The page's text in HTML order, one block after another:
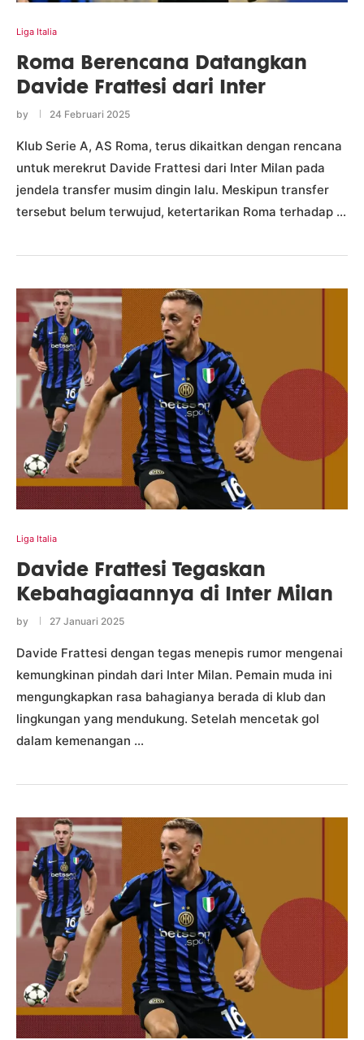
Liga Italia
Roma Berencana Datangkan
Davide Frattesi dari Inter
by 24 Februari 2025
Klub Serie A, AS Roma, terus dikaitkan dengan rencana
untuk merekrut Davide Frattesi dari Inter Milan pada
jendela transfer musim dingin lalu. Meskipun transfer
tersebut belum terwujud, ketertarikan Roma terhadap …
Liga Italia
Davide Frattesi Tegaskan
Kebahagiaannya di Inter Milan
by 27 Januari 2025
Davide Frattesi dengan tegas menepis rumor mengenai
kemungkinan pindah dari Inter Milan. Pemain muda ini
mengungkapkan rasa bahagianya berada di klub dan
lingkungan yang mendukung. Setelah mencetak gol
dalam kemenangan …